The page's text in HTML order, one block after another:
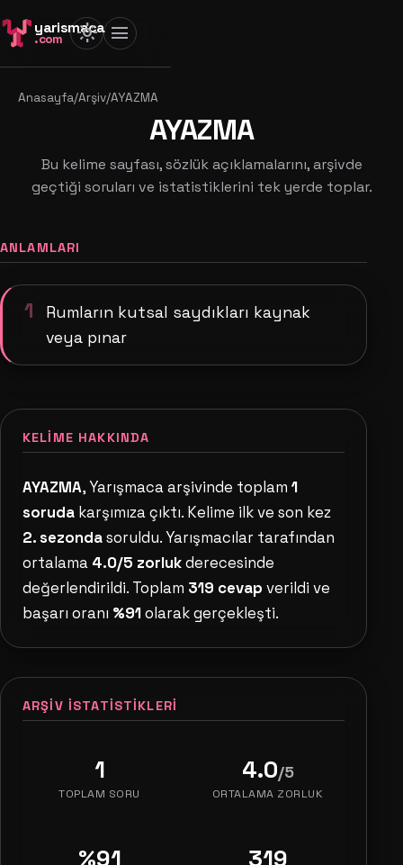
yarismaca
.com light_mode menu
Anasayfa/Arşiv/AYAZMA
AYAZMA
Bu kelime sayfası, sözlük açıklamalarını, arşivde
geçtiği soruları ve istatistiklerini tek yerde toplar.
ANLAMLARI
1
Rumların kutsal saydıkları kaynak
veya pınar
KELIME HAKKINDA
AYAZMA, Yarışmaca arşivinde toplam 1
soruda karşımıza çıktı. Kelime ilk ve son kez
2. sezondasoruldu. Yarışmacılar tarafından
ortalama 4.0/5 zorlukderecesinde
değerlendirildi. Toplam 319 cevap verildi ve
başarı oranı %91olarak gerçekleşti.
ARŞIV İSTATISTIKLERI
1
TOPLAM SORU
4.0/5
ORTALAMA ZORLUK
%91 319